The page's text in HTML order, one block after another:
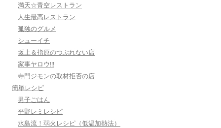
満天☆青空レストラン
人生最高レストラン
孤独のグルメ
シューイチ
坂上＆指原のつぶれない店
家事ヤロウ!!!
寺門ジモンの取材拒否の店
簡単レシピ
男子ごはん
平野レミレシピ
水島流！弱火レシピ（低温加熱法）